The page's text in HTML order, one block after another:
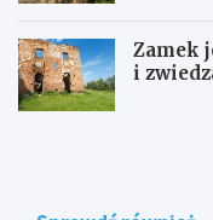
Zamek
i
I
D